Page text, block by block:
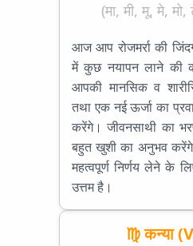
(मा, मी, मू, मे,
आज आप रोजमर्रा की
में कुछ नयापन लाने की
आपकी मानसिक व
तथा एक नई ऊर्जा का
करेंगे। जीवनसाथी का
बहुत खुशी का अनुभव
महत्वपूर्ण निर्णय लेने के
उत्तम है।
♍ कन्या